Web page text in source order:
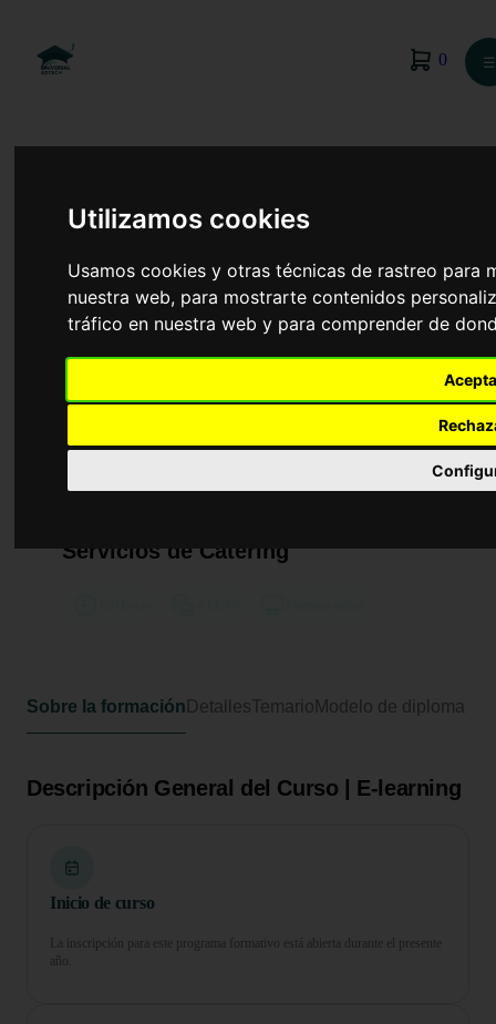
Utilizamos cookies
Usamos cookies y otras técnicas de rastreo para
nuestra web, para mostrarte contenidos
tráfico en nuestra web y para comprender de
0 ☰
Curso de Desarrollo Profesional en
Servicios de Catering
Sobre la formación DetallesTemario Modelo de diploma
Descripción General del Curso | E-learning
Inicio de curso
La inscripción para este programa formativo está abierta durante el presente
año.